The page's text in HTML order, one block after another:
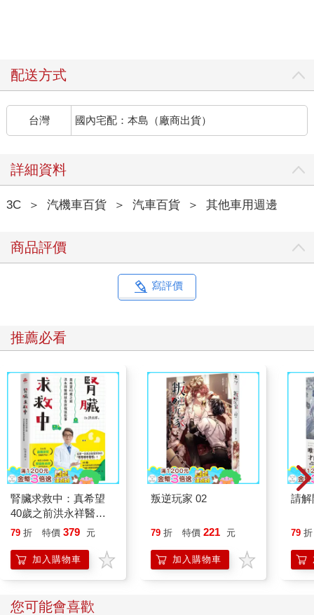
配送方式
台灣 國內宅配：本島（廠商出貨）
詳細資料
3C ＞ 汽機車百貨 ＞ 汽車百貨 ＞ 其他車用週邊
商品評價
寫評價
推薦必看
腎臟求救中：真希望
40歲之前洪永祥醫師
就告訴我這些事
79 折 特價 379 元
加入購物車
叛逆玩家 02
79 折 特價 221 元
加入購物車
請解
79 折
您可能會喜歡